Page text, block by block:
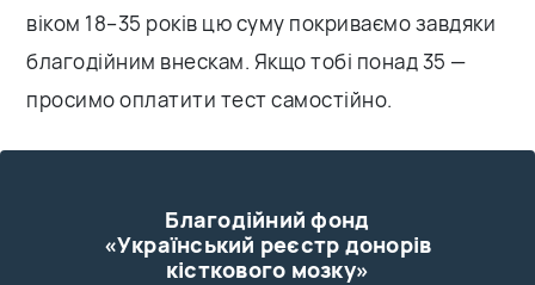
віком 18–35 років цю суму покриваємо завдяки
благодійним внескам. Якщо тобі понад 35 —
просимо оплатити тест самостійно.
Благодійний фонд
«Український реєстр донорів
кісткового мозку»